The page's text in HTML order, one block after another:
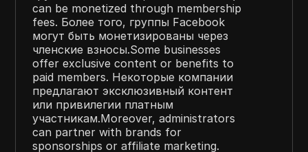
can be monetized through membership
fees. Более того, группы Facebook
могут быть монетизированы через
членские взносы.Some businesses
offer exclusive content or benefits to
paid members. Некоторые компании
предлагают эксклюзивный контент
или привилегии платным
участникам.Moreover, administrators
can partner with brands for
sponsorships or affiliate marketing.